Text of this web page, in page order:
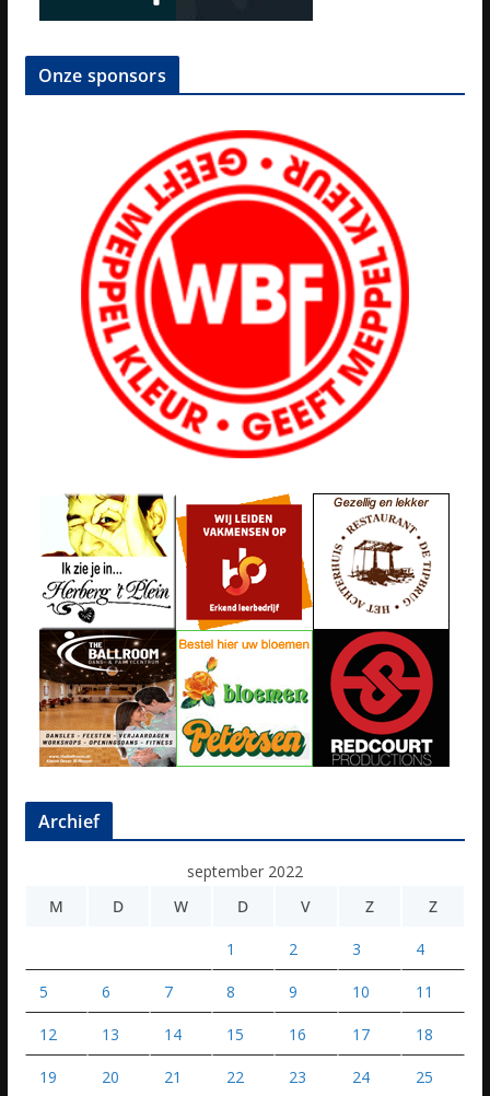
Onze sponsors
Archief
september 2022
M
D W D V Z Z
1 2 3 4
5 6 7 8 9 10 11
12 13 14 15 16 17 18
19 20 21 22 23 24 25